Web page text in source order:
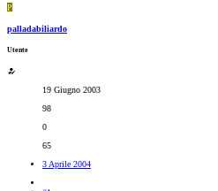
P
palladabiliardo
Utente
19 Giugno 2003
98
0
65
3 Aprile 2004